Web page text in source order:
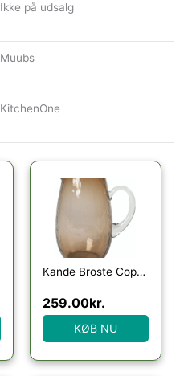
Ikke på udsalg
Muubs
KitchenOne
Kande Broste Copenhagen Hammered 2 L glas brun vandkaraffel
259.00kr.
KØB NU